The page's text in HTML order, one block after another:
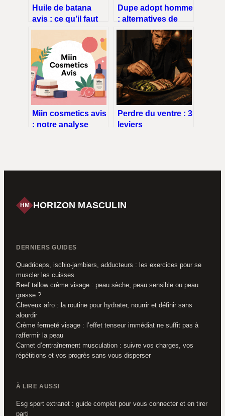
Huile de batana
avis : ce qu’il faut
vraiment savoir
avant d’acheter
Dupe adopt homme
: alternatives de
parfum abordables
et stylées
Miin cosmetics avis
: notre analyse
Perdre du ventre : 3
leviers
HM HORIZON MASCULIN
DERNIERS GUIDES
Quadriceps, ischio-jambiers, adducteurs : les exercices pour se
muscler les cuisses
Beef tallow crème visage : peau sèche, peau sensible ou peau
grasse ?
Cheveux afro : la routine pour hydrater, nourrir et définir sans
alourdir
Crème fermeté visage : l’effet tenseur immédiat ne suffit pas à
raffermir la peau
Carnet d’entraînement musculation : suivre vos charges, vos
répétitions et vos progrès sans vous disperser
À LIRE AUSSI
Esg sport extranet : guide complet pour vous connecter et en tirer
parti